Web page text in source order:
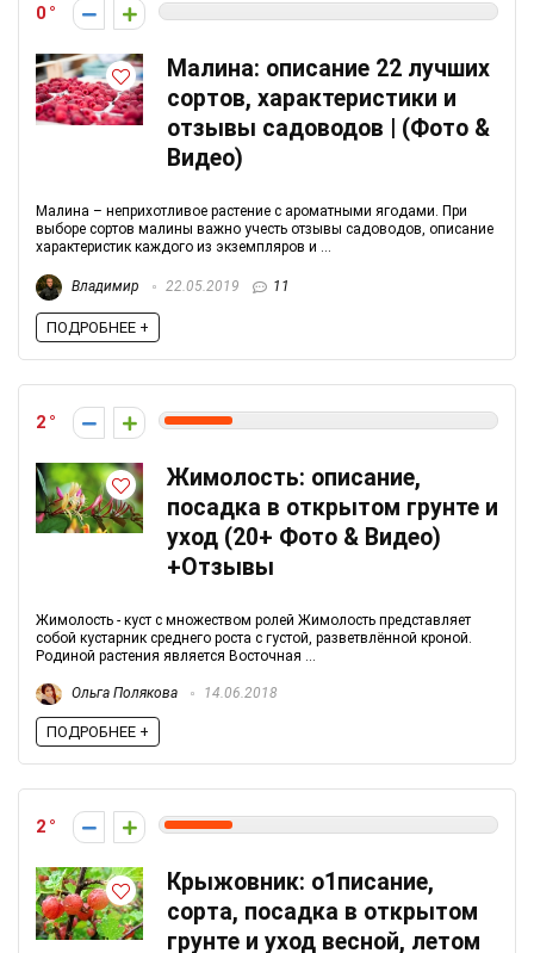
0
Малина: описание 22 лучших
сортов, характеристики и
отзывы садоводов | (Фото &
Видео)
Малина – неприхотливое растение с ароматными ягодами. При
выборе сортов малины важно учесть отзывы садоводов, описание
характеристик каждого из экземпляров и ...
Владимир 22.05.2019 11
ПОДРОБНЕЕ +
2
Жимолость: описание,
посадка в открытом грунте и
уход (20+ Фото & Видео)
+Отзывы
Жимолость - куст с множеством ролей Жимолость представляет
собой кустарник среднего роста с густой, разветвлённой кроной.
Родиной растения является Восточная ...
Ольга Полякова 14.06.2018
ПОДРОБНЕЕ +
2
Крыжовник: о1писание,
сорта, посадка в открытом
грунте и уход весной, летом